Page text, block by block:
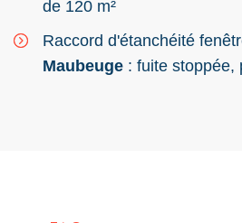
de 120 m²
Raccord d'étanchéité
Maubeuge : fuite stoppée,